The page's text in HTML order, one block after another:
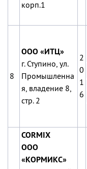
корп.1
8
ООО «ИТЦ»
г. Ступино, ул.
Промышленна
я, владение 8,
стр. 2
2
0
1
6
CORMIX
ООО
«КОРМИКС»